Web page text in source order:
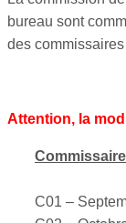
bureau sont
des
Attention, la
C01 –